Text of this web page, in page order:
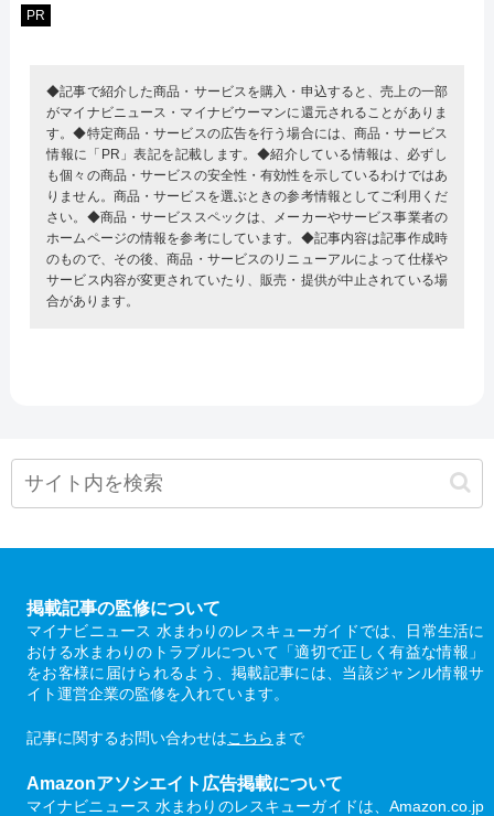
PR
◆記事で紹介した商品・サービスを購入・申込すると、売上の一部
がマイナビニュース・マイナビウーマンに還元されることがありま
す。◆特定商品・サービスの広告を行う場合には、商品・サービス
情報に「PR」表記を記載します。◆紹介している情報は、必ずし
も個々の商品・サービスの安全性・有効性を示しているわけではあ
りません。商品・サービスを選ぶときの参考情報としてご利用くだ
さい。◆商品・サービススペックは、メーカーやサービス事業者の
ホームページの情報を参考にしています。◆記事内容は記事作成時
のもので、その後、商品・サービスのリニューアルによって仕様や
サービス内容が変更されていたり、販売・提供が中止されている場
合があります。
掲載記事の監修について
マイナビニュース 水まわりのレスキューガイドでは、日常生活に
おける水まわりのトラブルについて「適切で正しく有益な情報」
をお客様に届けられるよう、掲載記事には、当該ジャンル情報サ
イト運営企業の監修を入れています。
記事に関するお問い合わせはこちら まで
Amazonアソシエイト広告掲載について
マイナビニュース 水まわりのレスキューガイドは、Amazon.co.jp